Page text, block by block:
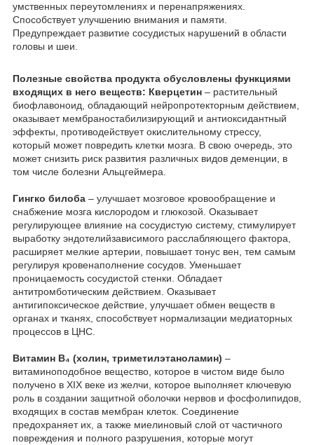
умственных переутомлениях и перенапряжениях.
Способствует улучшению внимания и памяти.
Предупреждает развитие сосудистых нарушений в области
головы и шеи.
Полезные свойства продукта обусловлены функциями
входящих в него веществ: Кверцетин – растительный
биофлавоноид, обладающий нейропротекторным действием,
оказывает мембраностабилизирующий и антиоксидантный
эффекты, противодействует окислительному стрессу,
который может повредить клетки мозга. В свою очередь, это
может снизить риск развития различных видов деменции, в
том числе болезни Альцгеймера.
Гингко билоба – улучшает мозговое кровообращение и
снабжение мозга кислородом и глюкозой. Оказывает
регулирующее влияние на сосудистую систему, стимулирует
выработку эндотелийзависимого расслабляющего фактора,
расширяет мелкие артерии, повышает тонус вен, тем самым
регулируя кровенаполнение сосудов. Уменьшает
проницаемость сосудистой стенки. Обладает
антитромботическим действием. Оказывает
антигипоксическое действие, улучшает обмен веществ в
органах и тканях, способствует нормализации медиаторных
процессов в ЦНС.
Витамин B₄ (холин, триметилэтаноламин) –
витаминоподобное вещество, которое в чистом виде было
получено в XIX веке из желчи, которое выполняет ключевую
роль в создании защитной оболочки нервов и фосфолипидов,
входящих в состав мембран клеток. Соединение
предохраняет их, а также миелиновый слой от частичного
повреждения и полного разрушения, которые могут